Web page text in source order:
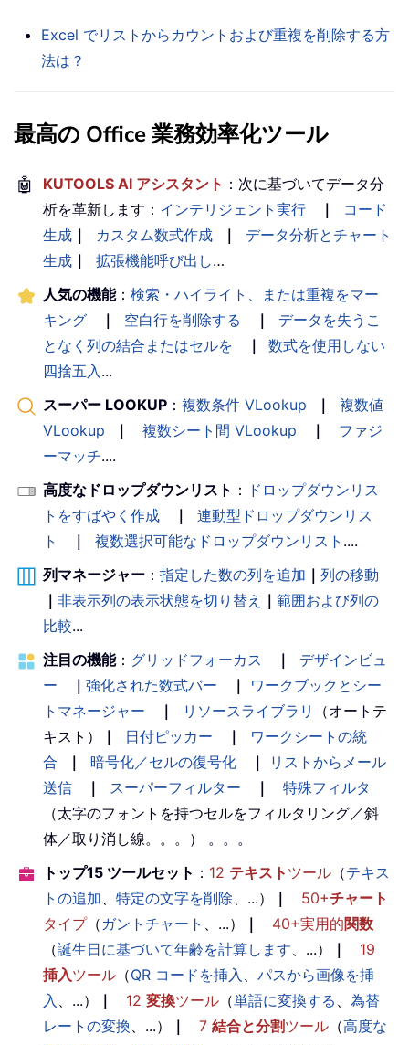
Excel でリストからカウントおよび重複を削除する方
法は？
最高の Office 業務効率化ツール
🤖 KUTOOLS AI アシスタント ：次に基づいてデータ分
析を革新します： インテリジェント実行 ｜
コード
生成 ｜ カスタム数式作成 ｜
データ分析とチャート
生成 ｜ 拡張機能呼び出し…
人気の機能： 検索・ハイライト、または重複をマー
キング
｜ 空白行を削除する ｜
データを失うこ
となく列の結合またはセルを
｜
数式を使用しない
四捨五入...
スーパー LOOKUP ： 複数条件 VLookup ｜
複数値
VLookup
｜ 複数シート間 VLookup ｜
ファジ
ーマッチ....
高度なドロップダウンリスト ： ドロップダウンリス
トをすばやく作成
｜
連動型ドロップダウンリス
ト
｜ 複数選択可能なドロップダウンリスト ....
列マネージャー ： 指定した数の列を追加 ｜ 列の移動
｜ 非表示列の表示状態を切り替え ｜ 範囲および列の
比較...
注目の機能： グリッドフォーカス ｜
デザインビュ
ー
｜ 強化された数式バー ｜
ワークブックとシー
トマネージャー
｜ リソースライブラリ
（オートテ
キスト）
｜ 日付ピッカー ｜
ワークシートの統
合
｜ 暗号化／セルの復号化 ｜
リストからメール
送信
｜ スーパーフィルター ｜
特殊フィルタ
（太字のフォントを持つセルをフィルタリング／斜
体／取り消し線。。。） 。。。
トップ15 ツールセット ： 12 テキスト ツール （テキス
トの追加、 特定の文字を削除、...） ｜ 50+チャート
タイプ（ ガントチャート 、...） ｜ 40+実用的関数
（誕生日に基づいて年齢を計算します、...） ｜
19
挿入ツール （QR コードを挿入 、 パスから画像を挿
入 、...） ｜ 12 変換ツール （単語に変換する 、 為替
レートの変換、...） ｜ 7 結合と分割ツール （高度な